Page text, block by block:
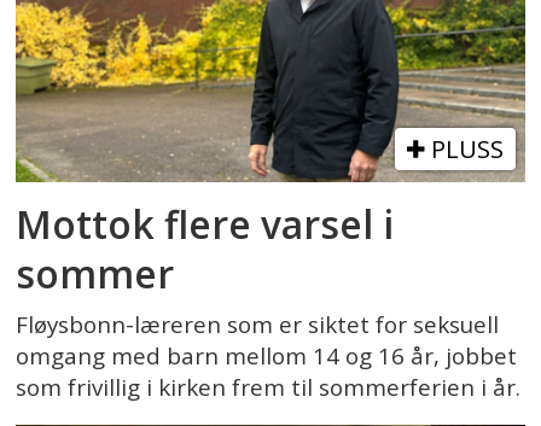
PLUSS
Mottok flere varsel i
sommer
Fløysbonn-læreren som er siktet for seksuell
omgang med barn mellom 14 og 16 år, jobbet
som frivillig i kirken frem til sommerferien i år.